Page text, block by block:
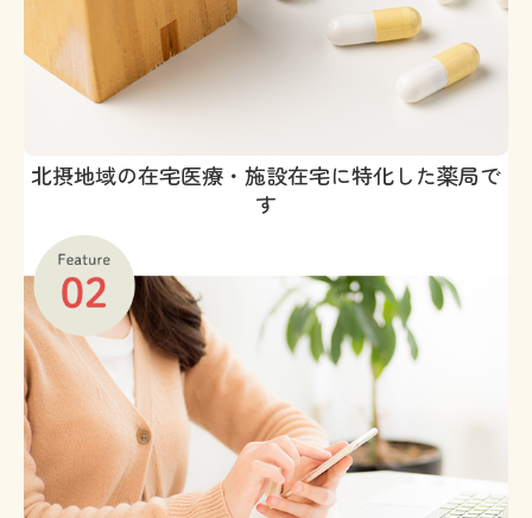
北摂地域の在宅医療・施設在宅に特化した薬局で
す